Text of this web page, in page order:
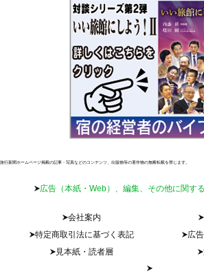
旅行新聞ホームページ掲載の記事・写真などのコンテンツ、出版物等の著作物の無断転載を禁じます。
広告（本紙・Web）、編集、その他に関す
会社案内
特定商取引法に基づく表記
広
見本紙・読者層